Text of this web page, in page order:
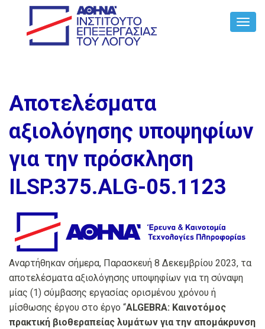
Αποτελέσματα
αξιολόγησης υποψηφίων
για την πρόσκληση
ILSP.375.ALG-05.1123
Αναρτήθηκαν σήμερα, Παρασκευή 8 Δεκεμβρίου 2023, τα
αποτελέσματα αξιολόγησης υποψηφίων για τη σύναψη
μίας (1) σύμβασης εργασίας ορισμένου χρόνου ή
μίσθωσης έργου στο έργο “ALGEBRA: Καινοτόμος
πρακτική βιοθεραπείας λυμάτων για την απομάκρυνση